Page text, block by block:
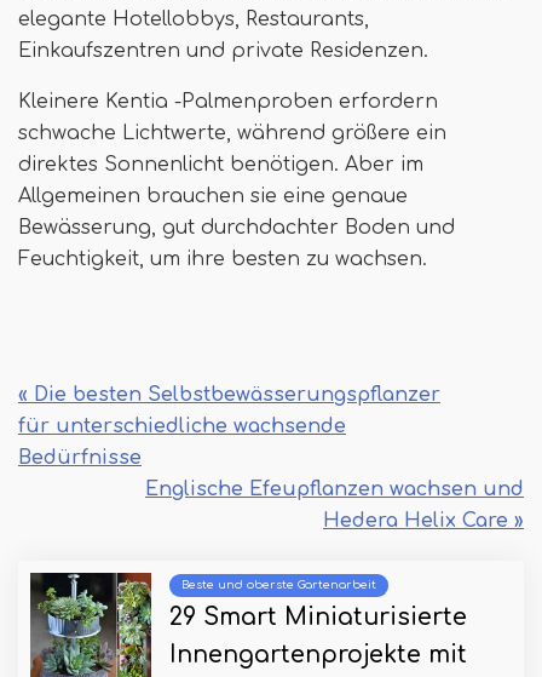
elegante Hotellobbys, Restaurants,
Einkaufszentren und private Residenzen.
Kleinere Kentia -Palmenproben erfordern
schwache Lichtwerte, während größere ein
direktes Sonnenlicht benötigen. Aber im
Allgemeinen brauchen sie eine genaue
Bewässerung, gut durchdachter Boden und
Feuchtigkeit, um ihre besten zu wachsen.
« Die besten Selbstbewässerungspflanzer
für unterschiedliche wachsende
Bedürfnisse
Englische Efeupflanzen wachsen und
Hedera Helix Care »
Beste und oberste Gartenarbeit
29 Smart Miniaturisierte
Innengartenprojekte mit